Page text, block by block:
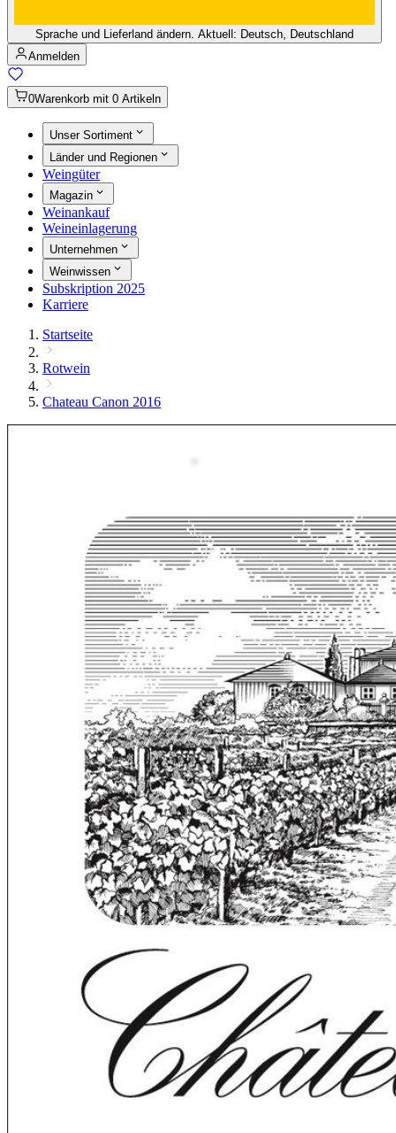
Sprache und Lieferland ändern. Aktuell: Deutsch, Deutschland
Anmelden
0Warenkorb mit 0 Artikeln
Unser Sortiment
Länder und Regionen
Weingüter
Magazin
Weinankauf
Weineinlagerung
Unternehmen
Weinwissen
Subskription 2025
Karriere
Startseite
Rotwein
Chateau Canon 2016